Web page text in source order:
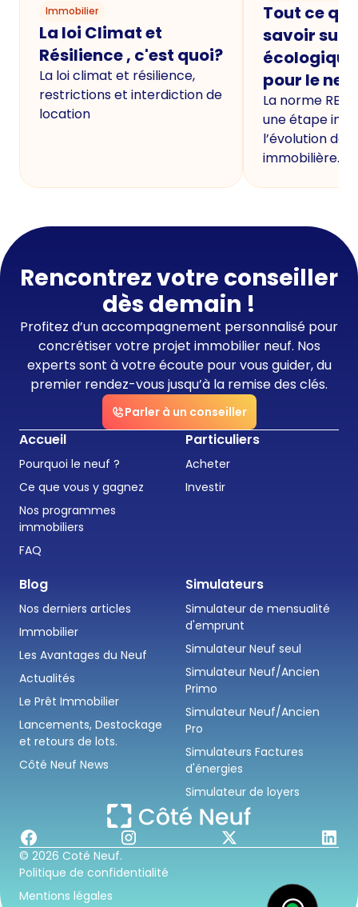
Immobilier
La loi Climat et
Résilience , c'est quoi?
La loi climat et résilience,
restrictions et interdiction de
location
Tout ce
savoir sur
écologique
pour le
La norme
une étape
l’évolution de
immobilière.
Rencontrez votre conseiller
dès demain !
Profitez d’un accompagnement personnalisé pour
concrétiser votre projet immobilier neuf. Nos
experts sont à votre écoute pour vous guider, du
premier rendez-vous jusqu’à la remise des clés.
Parler à un conseiller
Accueil
Pourquoi le neuf ?
Ce que vous y gagnez
Nos programmes
immobiliers
FAQ
Particuliers
Acheter
Investir
Blog
Nos derniers articles
Immobilier
Les Avantages du Neuf
Actualités
Le Prêt Immobilier
Lancements, Destockage
et retours de lots.
Côté Neuf News
Simulateurs
Simulateur de mensualité
d'emprunt
Simulateur Neuf seul
Simulateur Neuf/Ancien
Primo
Simulateur Neuf/Ancien
Pro
Simulateurs Factures
d'énergies
Simulateur de loyers
© 2026 Coté Neuf.
Politique de confidentialité
Mentions légales